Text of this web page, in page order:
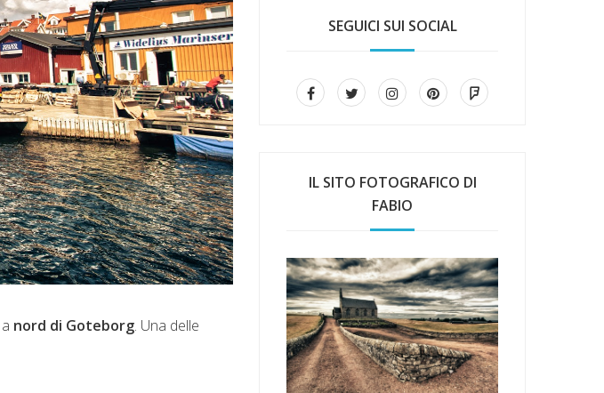
nord di Goteborg. Una delle
SEGUICI SUI SOCIAL
IL SITO FOTOGRAFICO DI
FABIO